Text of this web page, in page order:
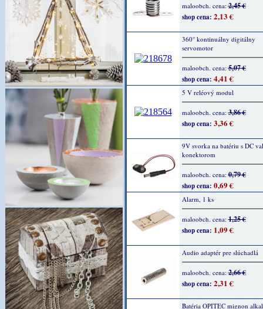
maloobch. cena:2,45 €
shop cena: 2,13 €
360° kontinuálny digitálny
servomotor
maloobch. cena:5,07 €
shop cena: 4,41 €
5 V reléový modul
maloobch. cena:3,86 €
shop cena: 3,36 €
9V svorka na batériu s DC
konektorom
maloobch. cena:0,79 €
shop cena: 0,69 €
Alarm, 1 ks
maloobch. cena:1,25 €
shop cena: 1,09 €
Audio adaptér pre slúchadlá
maloobch. cena:2,66 €
shop cena: 2,31 €
Batéria OPITEC mignon